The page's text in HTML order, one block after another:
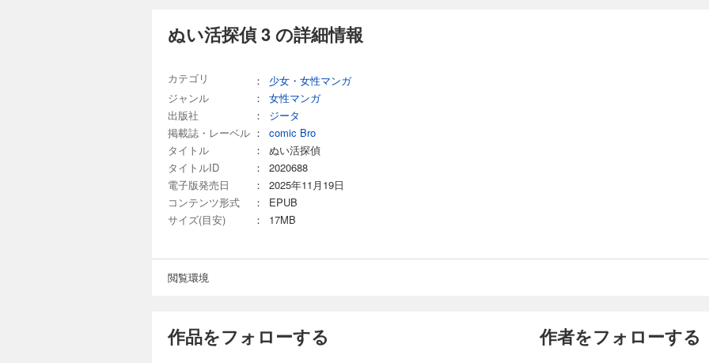
ぬい活探偵 3 の詳細情報
カテゴリ ：
少女・女性マンガ
ジャンル
：
女性マンガ
出版社
：
ジータ
掲載誌・レーベル ：
comic Bro
タイトル
：
ぬい活探偵
タイトルID
：
2020688
電子版発売日
：
2025年11月19日
コンテンツ形式
：
EPUB
サイズ(目安)
： 17MB
閲覧環境
作品をフォローする 作者をフォローする